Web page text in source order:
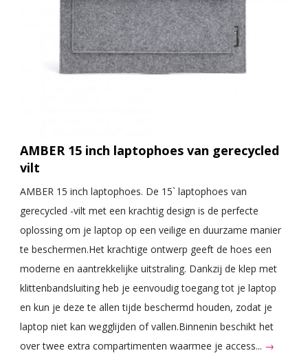
AMBER 15 inch laptophoes van gerecycled
vilt
AMBER 15 inch laptophoes. De 15` laptophoes van
gerecycled -vilt met een krachtig design is de perfecte
oplossing om je laptop op een veilige en duurzame manier
te beschermen.Het krachtige ontwerp geeft de hoes een
moderne en aantrekkelijke uitstraling. Dankzij de klep met
klittenbandsluiting heb je eenvoudig toegang tot je laptop
en kun je deze te allen tijde beschermd houden, zodat je
laptop niet kan wegglijden of vallen.Binnenin beschikt het
over twee extra compartimenten waarmee je access... →